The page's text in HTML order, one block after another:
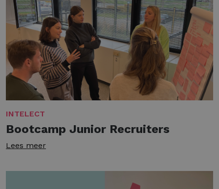
INTELECT
Bootcamp Junior Recruiters
Lees meer